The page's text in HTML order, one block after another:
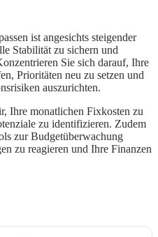
ist angesichts steigender
Stabilität zu sichern und
Sie sich darauf, Ihre
Prioritäten neu zu setzen und
auszurichten.
Ihre monatlichen Fixkosten zu
zu identifizieren. Zudem
zur Budgetüberwachung
zu reagieren und Ihre Finanzen